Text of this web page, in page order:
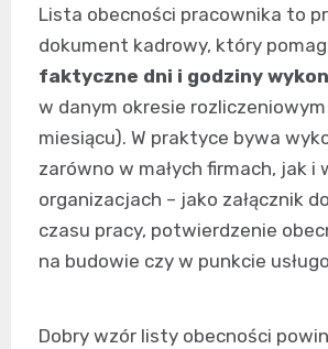
Lista obecności pracownika to
dokument kadrowy, który
faktyczne dni i godziny
w danym okresie
miesiącu). W praktyce bywa
zarówno w małych firmach, jak i
organizacjach – jako załącznik
czasu pracy, potwierdzenie
na budowie czy w punkcie
Dobry wzór listy obecności